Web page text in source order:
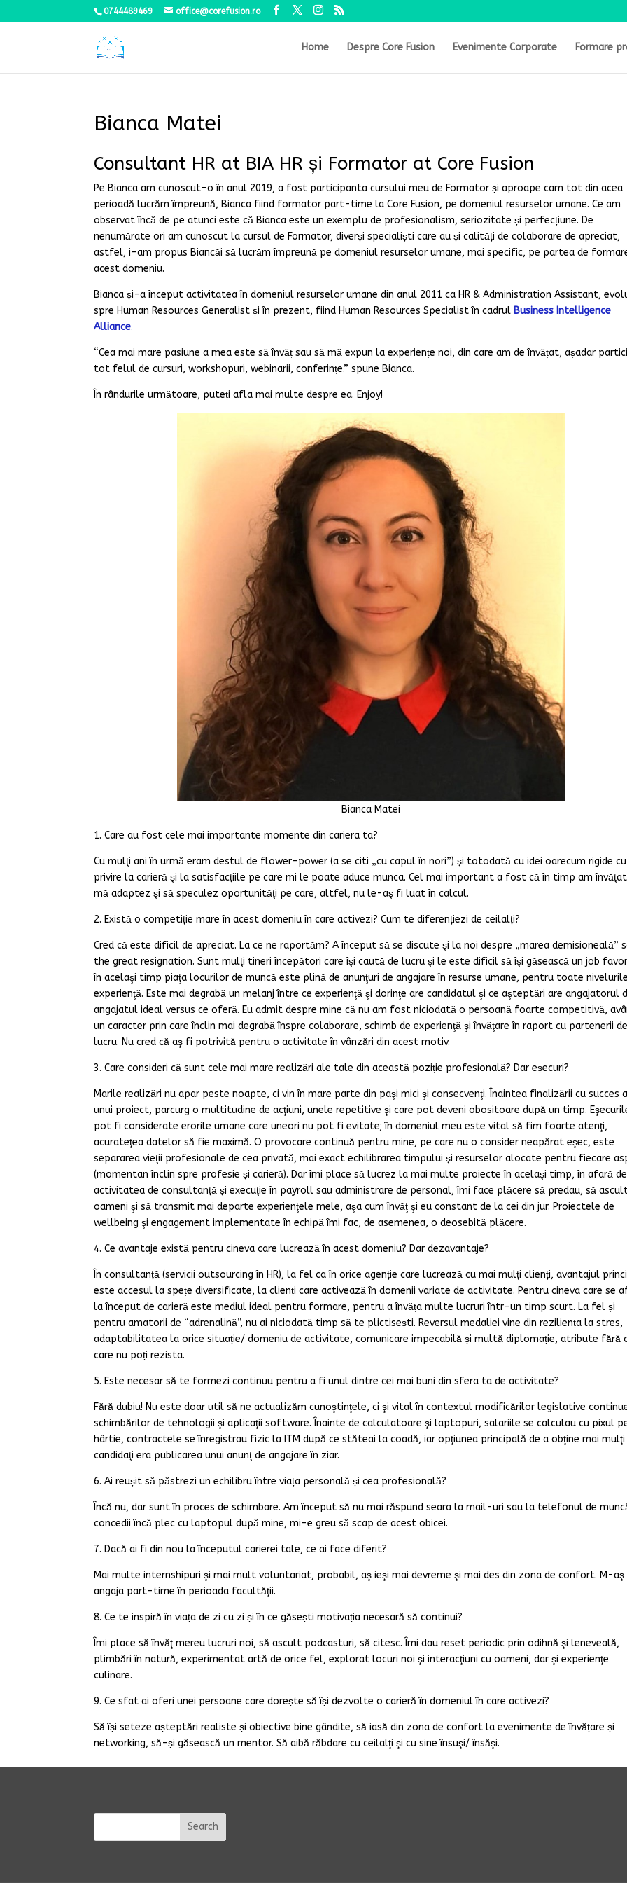
0744489469 office@corefusion.ro
Home Despre Core Fusion Evenimente Corporate Formare
Bianca Matei
Consultant HR at BIA HR și Formator at Core Fusion
Pe Bianca am cunoscut-o în anul 2019, a fost participanta cursului meu de Formator și aproape cam tot din acea
perioadă lucrăm împreună, Bianca fiind formator part-time la Core Fusion, pe domeniul resurselor umane. Ce am
observat încă de pe atunci este că Bianca este un exemplu de profesionalism, seriozitate și perfecțiune. De
nenumărate ori am cunoscut la cursul de Formator, diverși specialiști care au și calități de colaborare de apreciat,
astfel, i-am propus Biancăi să lucrăm împreună pe domeniul resurselor umane, mai specific, pe partea de
acest domeniu.
Bianca și-a început activitatea în domeniul resurselor umane din anul 2011 ca HR & Administration Assistant,
spre Human Resources Generalist și în prezent, fiind Human Resources Specialist în cadrul Business Intelligence
Alliance.
“Cea mai mare pasiune a mea este să învăț sau să mă expun la experiențe noi, din care am de învățat, așadar
tot felul de cursuri, workshopuri, webinarii, conferințe.” spune Bianca.
În rândurile următoare, puteți afla mai multe despre ea. Enjoy!
Bianca Matei
1. Care au fost cele mai importante momente din cariera ta?
Cu mulţi ani în urmă eram destul de flower-power (a se citi „cu capul în nori”) şi totodată cu idei oarecum rigide cu
privire la carieră şi la satisfacţiile pe care mi le poate aduce munca. Cel mai important a fost că în timp am
mă adaptez şi să speculez oportunităţi pe care, altfel, nu le-aş fi luat în calcul.
2. Există o competiție mare în acest domeniu în care activezi? Cum te diferențiezi de ceilalți?
Cred că este dificil de apreciat. La ce ne raportăm? A început să se discute şi la noi despre „marea demisioneală”
the great resignation. Sunt mulţi tineri începători care îşi caută de lucru şi le este dificil să îşi găsească un job
în acelaşi timp piaţa locurilor de muncă este plină de anunţuri de angajare în resurse umane, pentru toate
experienţă. Este mai degrabă un melanj între ce experienţă şi dorinţe are candidatul şi ce aşteptări are angajatorul
angajatul ideal versus ce oferă. Eu admit despre mine că nu am fost niciodată o persoană foarte competitivă,
un caracter prin care înclin mai degrabă înspre colaborare, schimb de experienţă şi învăţare în raport cu partenerii
lucru. Nu cred că aş fi potrivită pentru o activitate în vânzări din acest motiv.
3. Care consideri că sunt cele mai mare realizări ale tale din această poziție profesională? Dar eșecuri?
Marile realizări nu apar peste noapte, ci vin în mare parte din paşi mici şi consecvenţi. Înaintea finalizării cu succes
unui proiect, parcurg o multitudine de acţiuni, unele repetitive şi care pot deveni obositoare după un timp.
pot fi considerate erorile umane care uneori nu pot fi evitate; în domeniul meu este vital să fim foarte atenţi,
acurateţea datelor să fie maximă. O provocare continuă pentru mine, pe care nu o consider neapărat eşec, este
separarea vieţii profesionale de cea privată, mai exact echilibrarea timpului şi resurselor alocate pentru fiecare
(momentan înclin spre profesie şi carieră). Dar îmi place să lucrez la mai multe proiecte în acelaşi timp, în afară de
activitatea de consultanţă şi execuţie în payroll sau administrare de personal, îmi face plăcere să predau, să
oameni şi să transmit mai departe experienţele mele, aşa cum învăţ şi eu constant de la cei din jur. Proiectele de
wellbeing şi engagement implementate în echipă îmi fac, de asemenea, o deosebită plăcere.
4. Ce avantaje există pentru cineva care lucrează în acest domeniu? Dar dezavantaje?
În consultanță (servicii outsourcing în HR), la fel ca în orice agenție care lucrează cu mai mulți clienți, avantajul
este accesul la spețe diversificate, la clienți care activează în domenii variate de activitate. Pentru cineva care se
la început de carieră este mediul ideal pentru formare, pentru a învăța multe lucruri într-un timp scurt. La fel și
pentru amatorii de “adrenalină”, nu ai niciodată timp să te plictisești. Reversul medaliei vine din reziliența la stres,
adaptabilitatea la orice situație/ domeniu de activitate, comunicare impecabilă și multă diplomație, atribute fără
care nu poți rezista.
5. Este necesar să te formezi continuu pentru a fi unul dintre cei mai buni din sfera ta de activitate?
Fără dubiu! Nu este doar util să ne actualizăm cunoştinţele, ci şi vital în contextul modificărilor legislative
schimbărilor de tehnologii şi aplicaţii software. Înainte de calculatoare şi laptopuri, salariile se calculau cu pixul
hârtie, contractele se înregistrau fizic la ITM după ce stăteai la coadă, iar opţiunea principală de a obţine mai mulţi
candidaţi era publicarea unui anunţ de angajare în ziar.
6. Ai reușit să păstrezi un echilibru între viața personală și cea profesională?
Încă nu, dar sunt în proces de schimbare. Am început să nu mai răspund seara la mail-uri sau la telefonul de
concedii încă plec cu laptopul după mine, mi-e greu să scap de acest obicei.
7. Dacă ai fi din nou la începutul carierei tale, ce ai face diferit?
Mai multe internshipuri şi mai mult voluntariat, probabil, aş ieşi mai devreme şi mai des din zona de confort. M-aş
angaja part-time în perioada facultăţii.
8. Ce te inspiră în viața de zi cu zi și în ce găsești motivația necesară să continui?
Îmi place să învăţ mereu lucruri noi, să ascult podcasturi, să citesc. Îmi dau reset periodic prin odihnă şi leneveală,
plimbări în natură, experimentat artă de orice fel, explorat locuri noi şi interacţiuni cu oameni, dar şi experienţe
culinare.
9. Ce sfat ai oferi unei persoane care dorește să își dezvolte o carieră în domeniul în care activezi?
Să își seteze așteptări realiste și obiective bine gândite, să iasă din zona de confort la evenimente de învățare și
networking, să-și găsească un mentor. Să aibă răbdare cu ceilalţi şi cu sine însuşi/ însăşi.